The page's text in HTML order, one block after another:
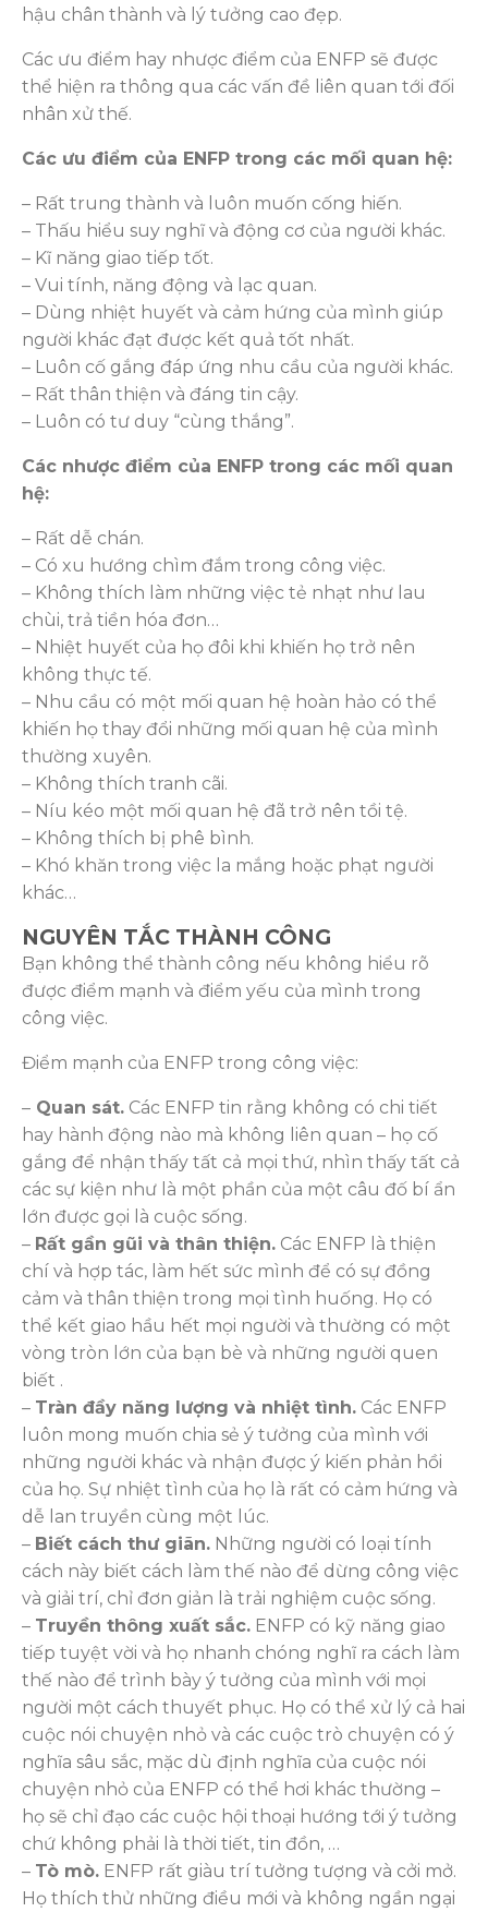
hậu chân thành và lý tưởng cao đẹp.
Các ưu điểm hay nhược điểm của ENFP sẽ được
thể hiện ra thông qua các vấn đề liên quan tới đối
nhân xử thế.
Các ưu điểm của ENFP trong các mối quan hệ:
– Rất trung thành và luôn muốn cống hiến.
– Thấu hiểu suy nghĩ và động cơ của người khác.
– Kĩ năng giao tiếp tốt.
– Vui tính, năng động và lạc quan.
– Dùng nhiệt huyết và cảm hứng của mình giúp
người khác đạt được kết quả tốt nhất.
– Luôn cố gắng đáp ứng nhu cầu của người khác.
– Rất thân thiện và đáng tin cậy.
– Luôn có tư duy “cùng thắng”.
Các nhược điểm của ENFP trong các mối quan
hệ:
– Rất dễ chán.
– Có xu hướng chìm đắm trong công việc.
– Không thích làm những việc tẻ nhạt như lau
chùi, trả tiền hóa đơn…
– Nhiệt huyết của họ đôi khi khiến họ trở nên
không thực tế.
– Nhu cầu có một mối quan hệ hoàn hảo có thể
khiến họ thay đổi những mối quan hệ của mình
thường xuyên.
– Không thích tranh cãi.
– Níu kéo một mối quan hệ đã trở nên tồi tệ.
– Không thích bị phê bình.
– Khó khăn trong việc la mắng hoặc phạt người
khác…
NGUYÊN TẮC THÀNH CÔNG
Bạn không thể thành công nếu không hiểu rõ
được điểm mạnh và điểm yếu của mình trong
công việc.
Điểm mạnh của ENFP trong công việc:
– Quan sát. Các ENFP tin rằng không có chi tiết
hay hành động nào mà không liên quan – họ cố
gắng để nhận thấy tất cả mọi thứ, nhìn thấy tất cả
các sự kiện như là một phần của một câu đố bí ẩn
lớn được gọi là cuộc sống.
– Rất gần gũi và thân thiện. Các ENFP là thiện
chí và hợp tác, làm hết sức mình để có sự đồng
cảm và thân thiện trong mọi tình huống. Họ có
thể kết giao hầu hết mọi người và thường có một
vòng tròn lớn của bạn bè và những người quen
biết .
– Tràn đầy năng lượng và nhiệt tình. Các ENFP
luôn mong muốn chia sẻ ý tưởng của mình với
những người khác và nhận được ý kiến phản hồi ​​
của họ. Sự nhiệt tình của họ là rất có cảm hứng và
dễ lan truyền cùng một lúc.
– Biết cách thư giãn. Những người có loại tính
cách này biết cách làm thế nào để dừng công việc
và giải trí, chỉ đơn giản là trải nghiệm cuộc sống.
– Truyền thông xuất sắc. ENFP có kỹ năng giao
tiếp tuyệt vời và họ nhanh chóng nghĩ ra cách làm
thế nào để trình bày ý tưởng của mình với mọi
người một cách thuyết phục. Họ có thể xử lý cả hai
cuộc nói chuyện nhỏ và các cuộc trò chuyện có ý
nghĩa sâu sắc, mặc dù định nghĩa của cuộc nói
chuyện nhỏ của ENFP có thể hơi khác thường –
họ sẽ chỉ đạo các cuộc hội thoại hướng tới ý tưởng
chứ không phải là thời tiết, tin đồn, …
– Tò mò. ENFP rất giàu trí tưởng tượng và cởi mở.
Họ thích thử những điều mới và không ngần ngại